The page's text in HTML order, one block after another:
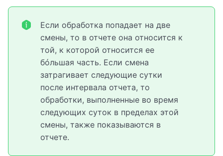
Если обработка попадает на две
смены, то в отчете она относится к
той, к которой относится ее
бóльшая часть. Если смена
затрагивает следующие сутки
после интервала отчета, то
обработки, выполненные во время
следующих суток в пределах этой
смены, также показываются в
отчете.